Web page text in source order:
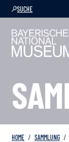
SUCHE
HOME SAMMLUNG